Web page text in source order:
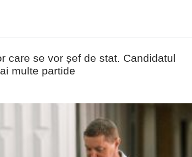
care se vor șef de stat. Candidatul
multe partide